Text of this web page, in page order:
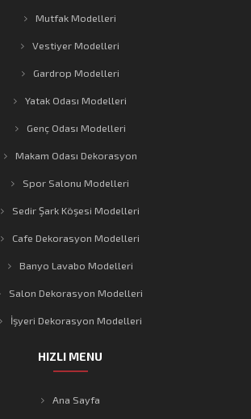
Mutfak Modelleri
Vestiyer Modelleri
Gardrop Modelleri
Yatak Odası Modelleri
Genç Odası Modelleri
Makam Odası Dekorasyon
Spor Salonu Modelleri
Sedir Şark Köşesi Modelleri
Cafe Dekorasyon Modelleri
Banyo Lavabo Modelleri
Salon Dekorasyon Modelleri
İşyeri Dekorasyon Modelleri
HIZLI MENU
Ana Sayfa